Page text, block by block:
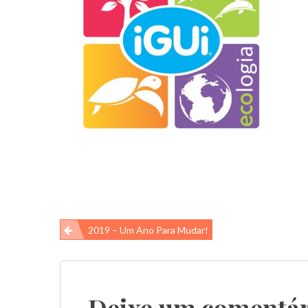
Navegação
de
2019 – Um Ano Para Mudar!